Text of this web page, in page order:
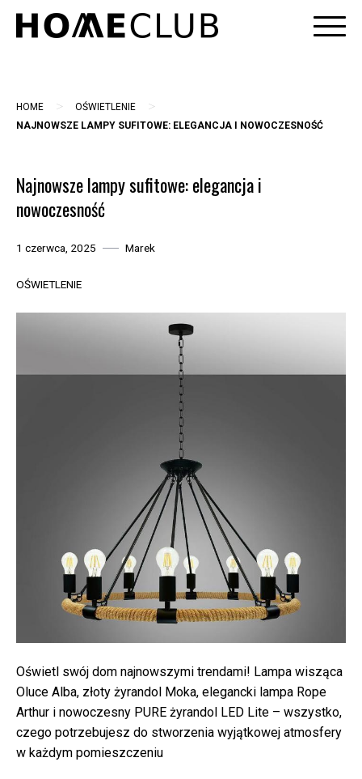
Skip
HOME > OŚWIETLENIE >
NAJNOWSZE LAMPY SUFITOWE: ELEGANCJA I NOWOCZESNOŚĆ
Najnowsze lampy sufitowe: elegancja i
nowoczesność
1 czerwca, 2025 Marek
OŚWIETLENIE
Oświetl swój dom najnowszymi trendami! Lampa wisząca
Oluce Alba, złoty żyrandol Moka, elegancki lampa Rope
Arthur i nowoczesny PURE żyrandol LED Lite – wszystko,
czego potrzebujesz do stworzenia wyjątkowej atmosfery
w każdym pomieszczeniu